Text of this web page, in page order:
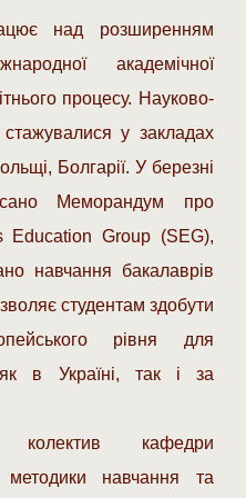
над розширенням
академічної
процесу. Науково-
стажувалися у закладах
Болгарії. У березні
Меморандум про
Education Group (SEG),
навчання бакалаврів
студентам здобути
рівня для
як в Україні, так і за
колектив кафедри
методики навчання та